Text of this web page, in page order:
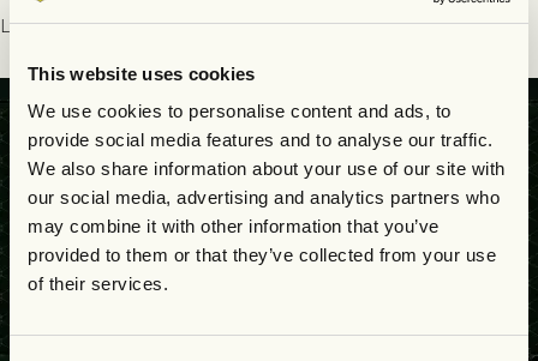
This website uses cookies
We use cookies to personalise content and ads, to
provide social media features and to analyse our traffic.
We also share information about your use of our site with
our social media, advertising and analytics partners who
may combine it with other information that you’ve
provided to them or that they’ve collected from your use
of their services.
ledarstaben har tagit ut följande trupp till matchen:
Läs mer